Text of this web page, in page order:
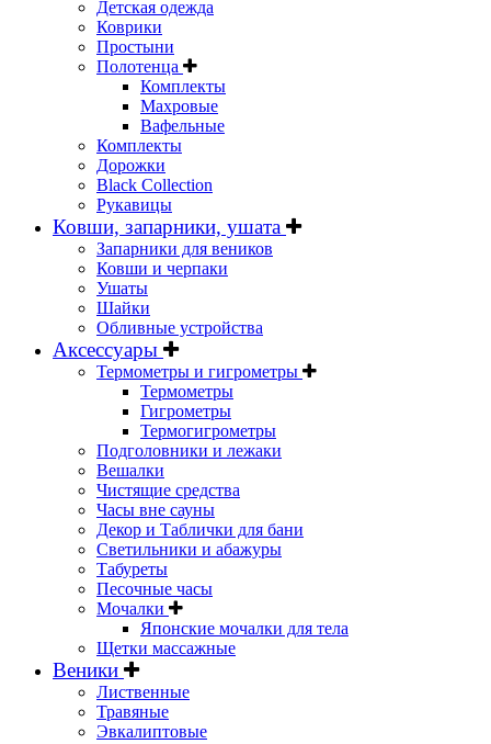
Детская одежда
Коврики
Простыни
Полотенца
Комплекты
Махровые
Вафельные
Комплекты
Дорожки
Black Collection
Рукавицы
Ковши, запарники, ушата
Запарники для веников
Ковши и черпаки
Ушаты
Шайки
Обливные устройства
Аксессуары
Термометры и гигрометры
Термометры
Гигрометры
Термогигрометры
Подголовники и лежаки
Вешалки
Чистящие средства
Часы вне сауны
Декор и Таблички для бани
Светильники и абажуры
Табуреты
Песочные часы
Мочалки
Японские мочалки для тела
Щетки массажные
Веники
Лиственные
Травяные
Эвкалиптовые